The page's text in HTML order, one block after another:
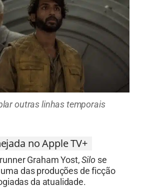
outras linhas temporais
no Apple TV+
Graham Yost,Silose
das produções de ficção
da atualidade.